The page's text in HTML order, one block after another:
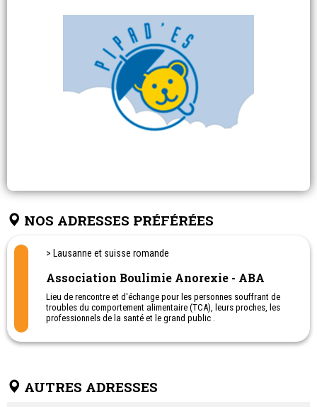
NOS ADRESSES PRÉFÉRÉES
> Lausanne et suisse romande
Association Boulimie Anorexie - ABA
Lieu de rencontre et d'échange pour les personnes souffrant de
troubles du comportement alimentaire (TCA), leurs proches, les
professionnels de la santé et le grand public .
AUTRES ADRESSES